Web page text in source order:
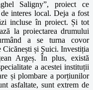
Saligny”, proiect ce
interes local. Deja a fost
incluse în proiect. Și tot
la proiectarea drumului
a se turna covor
Cicănești și Șuici. Investiția
Argeș. În plus, există
a acestei instituții
și plombare a porțiunilor
asfaltate, sunt extrem de